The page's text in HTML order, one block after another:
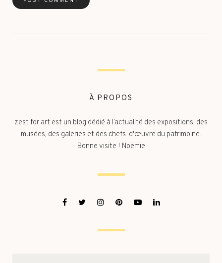
À PROPOS
zest for art est un blog dédié à l’actualité des expositions, des
musées, des galeries et des chefs-d'œuvre du patrimoine.
Bonne visite ! Noëmie